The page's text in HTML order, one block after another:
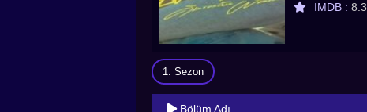
IMDB : 8.3
1. Sezon
Bölüm Adı